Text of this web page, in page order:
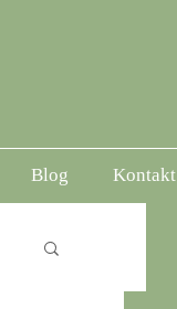
Blog Kontakt